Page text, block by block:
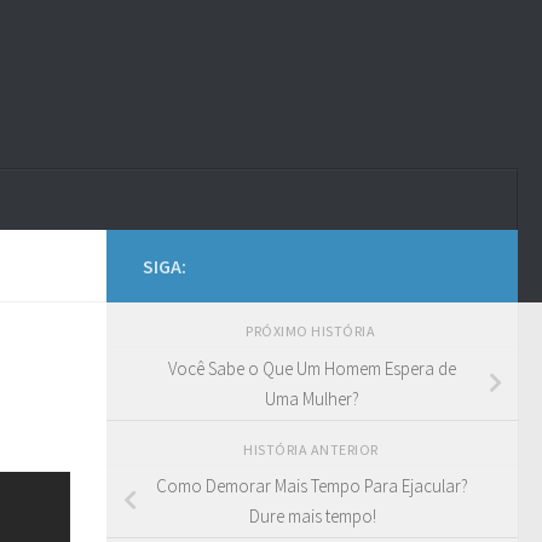
SIGA:
PRÓXIMO HISTÓRIA
Você Sabe o Que Um Homem Espera de
Uma Mulher?
HISTÓRIA ANTERIOR
Como Demorar Mais Tempo Para Ejacular?
Dure mais tempo!